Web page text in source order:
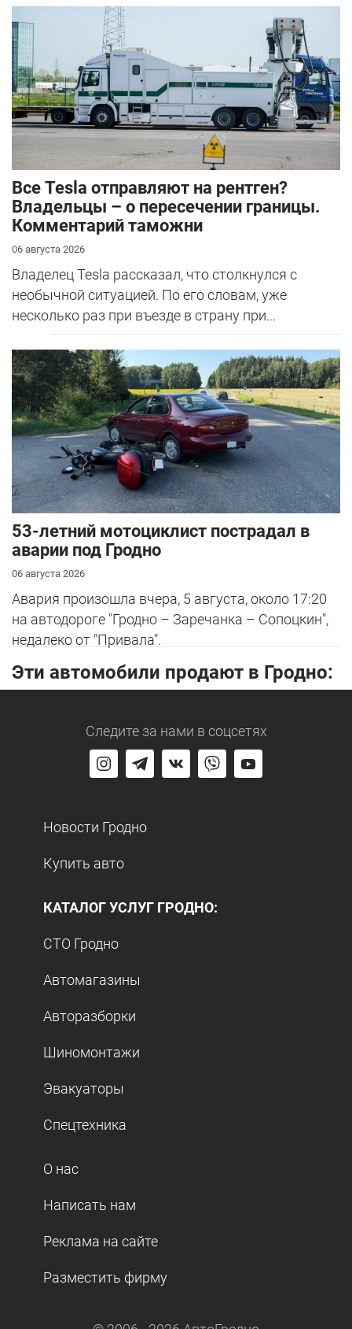
Все Tesla отправляют на рентген?
Владельцы – о пересечении границы.
Комментарий таможни
06 августа 2026
Владелец Tesla рассказал, что столкнулся с
необычной ситуацией. По его словам, уже
несколько раз при въезде в страну при...
53-летний мотоциклист пострадал в
аварии под Гродно
06 августа 2026
Авария произошла вчера, 5 августа, около 17:20
на автодороге "Гродно – Заречанка – Сопоцкин",
недалеко от "Привала".
Эти автомобили продают в Гродно:
Следите за нами в соцсетях
Новости Гродно
Купить авто
КАТАЛОГ УСЛУГ ГРОДНО:
СТО Гродно
Автомагазины
Авторазборки
Шиномонтажи
Эвакуаторы
Спецтехника
О нас
Написать нам
Реклама на сайте
Разместить фирму